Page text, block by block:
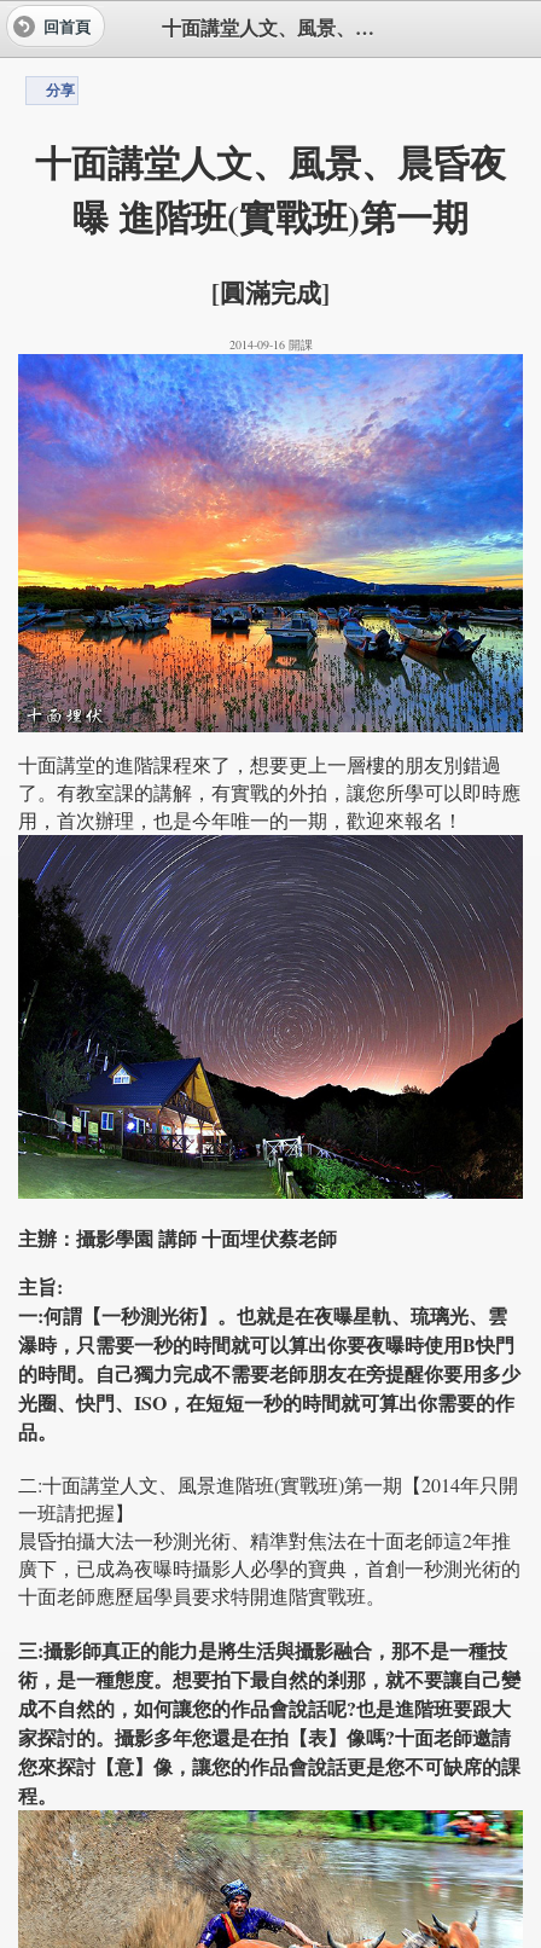
十面講堂人文、風景、晨昏夜曝 進階班(實戰班)第一期
回首頁
分享
十面講堂人文、風景、晨昏夜
曝 進階班(實戰班)第一期
[圓滿完成]
2014-09-16 開課
十面講堂的進階課程來了，想要更上一層樓的朋友別錯過
了。有教室課的講解，有實戰的外拍，讓您所學可以即時應
用，首次辦理，也是今年唯一的一期，歡迎來報名！
主辦：攝影學園 講師 十面埋伏蔡老師
主旨:
一:何謂【一秒測光術】。也就是在夜曝星軌、琉璃光、雲
瀑時，只需要一秒的時間就可以算出你要夜曝時使用B快門
的時間。自己獨力完成不需要老師朋友在旁提醒你要用多少
光圈、快門、ISO，在短短一秒的時間就可算出你需要的作
品。
二:十面講堂人文、風景進階班(實戰班)第一期【2014年只開
一班請把握】
晨昏拍攝大法一秒測光術、精準對焦法在十面老師這2年推
廣下，已成為夜曝時攝影人必學的寶典，首創一秒測光術的
十面老師應歷屆學員要求特開進階實戰班。
三:攝影師真正的能力是將生活與攝影融合，那不是一種技
術，是一種態度。想要拍下最自然的剎那，就不要讓自己變
成不自然的，如何讓您的作品會說話呢?也是進階班要跟大
家探討的。攝影多年您還是在拍【表】像嗎?十面老師邀請
您來探討【意】像，讓您的作品會說話更是您不可缺席的課
程。